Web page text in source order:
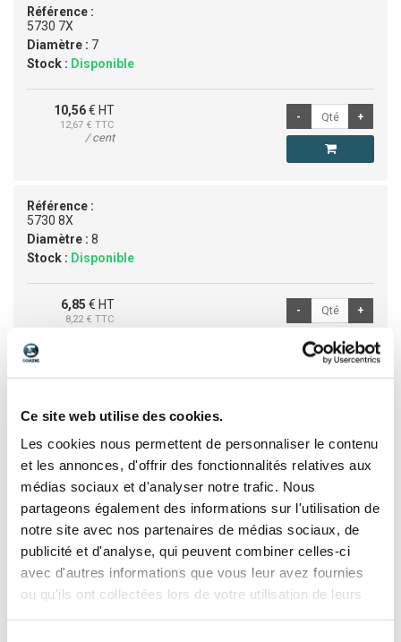
Ce site web utilise des cookies.
Les cookies nous permettent de personnaliser le contenu
et les annonces, d'offrir des fonctionnalités relatives aux
médias sociaux et d'analyser notre trafic. Nous
partageons également des informations sur l'utilisation de
notre site avec nos partenaires de médias sociaux, de
publicité et d'analyse, qui peuvent combiner celles-ci
avec d'autres informations que vous leur avez fournies
ou qu'ils ont collectées lors de votre utilisation de leurs
Référence :
5730 7X
Diamètre : 7
Stock : Disponible
10,56€ HT
12,67 € TTC
/ cent
Référence :
5730 8X
Diamètre : 8
Stock : Disponible
6,85 € HT
8,22 € TTC
5730 9X
Stock :Disponible
21,54€ TTC
/ cent
Référence :